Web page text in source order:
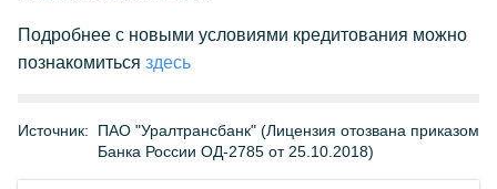
Подробнее с новыми условиями кредитования можно
познакомиться здесь
Источник:
ПАО "Уралтрансбанк" (Лицензия отозвана приказом
Банка России ОД-2785 от 25.10.2018)